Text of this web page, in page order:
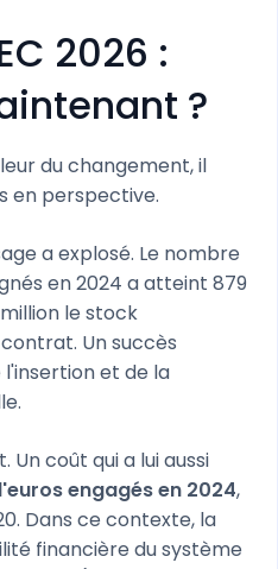
2026 :
?
du changement, il
en perspective.
a explosé. Le nombre
en 2024 a atteint 879
le stock
Un succès
et de la
Un coût qui a lui aussi
engagés en 2024,
Dans ce contexte, la
financière du système